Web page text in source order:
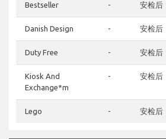
Bestseller - 安检后
Danish Design - 安检后
Duty Free - 安检后
Kiosk And
Exchange*m
- 安检后
Lego - 安检后